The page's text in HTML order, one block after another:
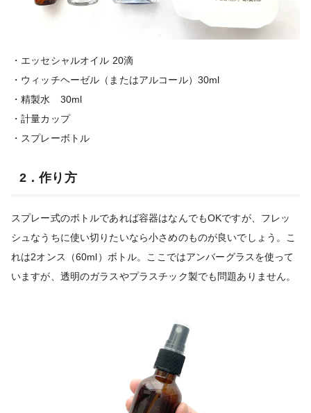
・エッセシャルオイル 20滴
・ウィッチヘーゼル（またはアルコール）30ml
・精製水 30ml
・計量カップ
・スプレーボトル
2．作り方
スプレー式のボトルであれば容器はなんでもOKですが、フレッ
シュなうちに使い切りたいなら小さめのものが良いでしょう。こ
れは2オンス（60ml）ボトル。ここではアンバーグラスを使って
いますが、透明のガラスやプラスチック製でも問題ありません。